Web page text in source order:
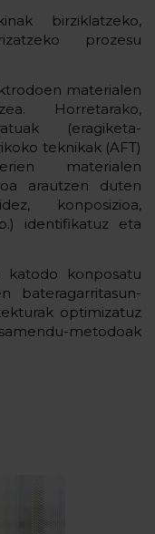
birziklatzeko,
prozesu
materialen
Horretarako,
(eragiketa-
teknikak (AFT)
materialen
arautzen duten
konposizioa,
identifikatuz eta
katodo konposatu
bateragarritasun-
optimizatuz
metodoak